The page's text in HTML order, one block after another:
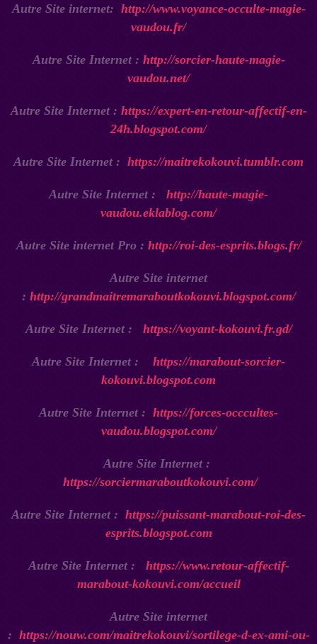
Autre Site internet: http://www.voyance-occulte-magie-
vaudou.fr/
Autre Site Internet : http://sorcier-haute-magie-
vaudou.net/
Autre Site Internet : https://expert-en-retour-affectif-en-
24h.blogspot.com/
Autre Site Internet : https://maitrekokouvi.tumblr.com
Autre Site Internet :
http://haute-magie-
vaudou.eklablog.com/
Autre Site internet Pro : http://roi-des-esprits.blogs.fr/
Autre Site internet
: http://grandmaitremaraboutkokouvi.blogspot.com/
Autre Site Internet : https://voyant-kokouvi.fr.gd/
Autre Site Internet :
https://marabout-sorcier-
kokouvi.blogspot.com
Autre Site Internet : https://forces-occcultes-
vaudou.blogspot.com/
Autre Site Internet :
https://sorciermaraboutkokouvi.com/
Autre Site Internet : https://puissant-marabout-roi-des-
esprits.blogspot.com
Autre Site Internet : https://www.retour-affectif-
marabout-kokouvi.com/accueil
Autre Site internet
: https://nouw.com/maitrekokouvi/sortilege-d-ex-ami-ou-